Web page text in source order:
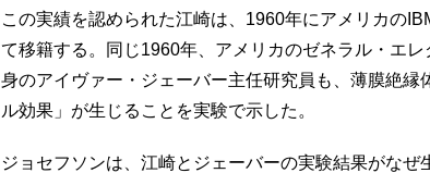
この実績を認められた江崎は、1960年にアメリカの
て移籍する。同じ1960年、アメリカのゼネラル・エ
身のアイヴァー・ジェーバー主任研究員も、薄膜絶縁
ル効果」が生じることを実験で示した。
ジョセフソンは、江崎とジェーバーの実験結果がなぜ